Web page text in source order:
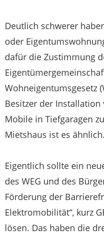
Deutlich schwerer
oder
dafür die Zustimmung
Wohneigentumsgesetz
Besitzer der Installation
Mobile in Tiefgaragen
Mietshaus ist es ähnlich.
Eigentlich sollte ein
des WEG und des
Förderung der
Elektromobilität“, kurz
lösen. Das haben die